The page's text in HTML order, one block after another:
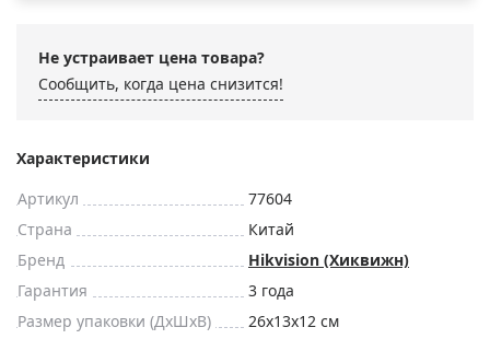
Не устраивает цена товара?
Сообщить, когда цена снизится!
Характеристики
Артикул
77604
Страна
Китай
Бренд
Hikvision (Хиквижн)
Гарантия
3 года
Размер упаковки (ДxШxВ)
26x13x12 см